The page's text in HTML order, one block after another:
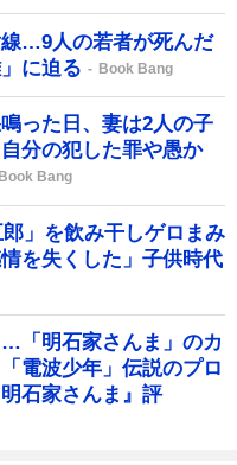
…9人の若者が死んだ
に迫る
Book Bang
った日、妻は2人の子
分の犯した罪や愚か
Book Bang
」を飲み干しゲロまみ
を失くした」子供時代
「明石家さんま」のカ
電波少年」伝説のプロ
石家さんま』評